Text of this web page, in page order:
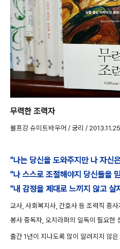
무력한 조력자
볼프강 슈미트바우어 / 궁리 /
"나는 당신을 도와주지만 나 자신
"나 스스로 조절해야지 당신들을
"내 감정을 제대로 느끼지 않고 살
교사, 사회복지사, 간호사 등 조력직 종
봉사 중독자, 오지라퍼의 일독이 필요한
출간 1년이 지나도록 많이 알려지지 않